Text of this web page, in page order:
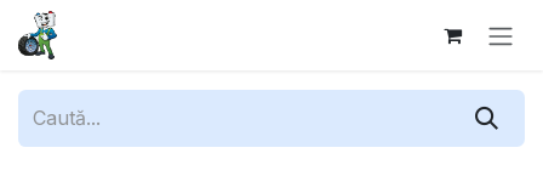
Sari la conținut